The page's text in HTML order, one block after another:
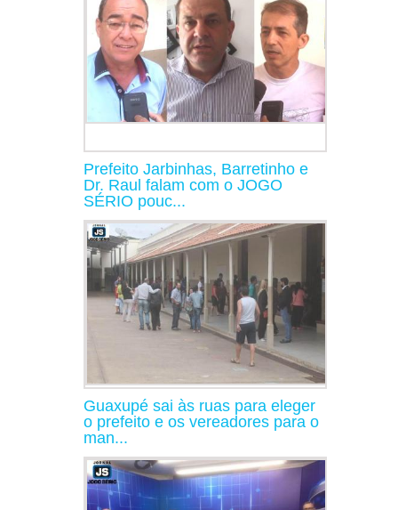
Prefeito Jarbinhas, Barretinho e
Dr. Raul falam com o JOGO
SÉRIO pouc...
Guaxupé sai às ruas para eleger
o prefeito e os vereadores para o
man...